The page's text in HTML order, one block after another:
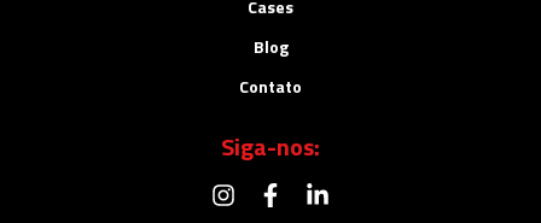
Cases
Blog
Contato
Siga-nos: